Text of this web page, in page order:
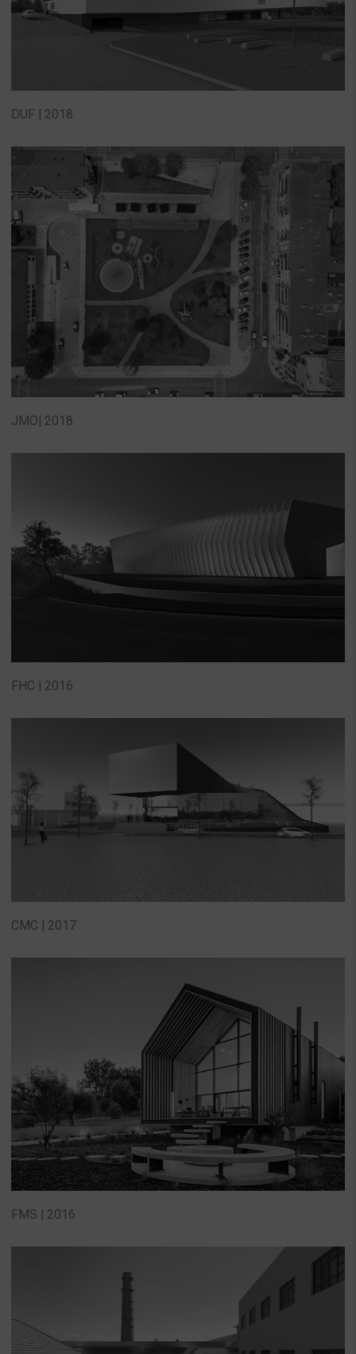
DUF | 2018
JMO| 2018
FHC | 2016
CMC | 2017
FMS | 2016